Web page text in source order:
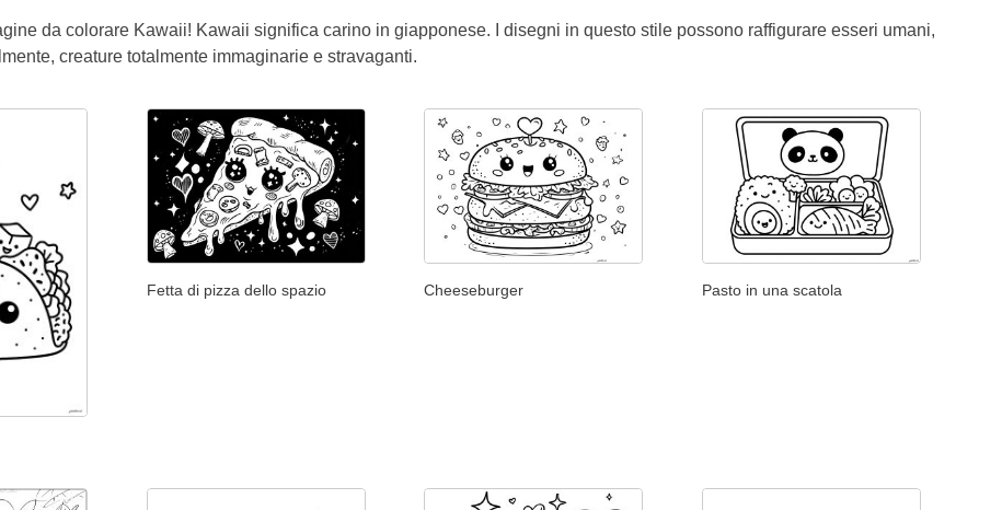
da colorare Kawaii! Kawaii significa carino in giapponese. I disegni in questo stile possono raffigurare esseri umani,
creature totalmente immaginarie e stravaganti.
Fetta di pizza dello spazio Cheeseburger Pasto in una scatola